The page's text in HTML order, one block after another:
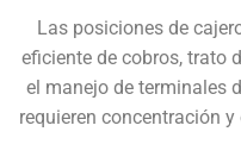
Las posiciones de
eficiente de cobros, trato
el manejo de terminales
requieren concentración